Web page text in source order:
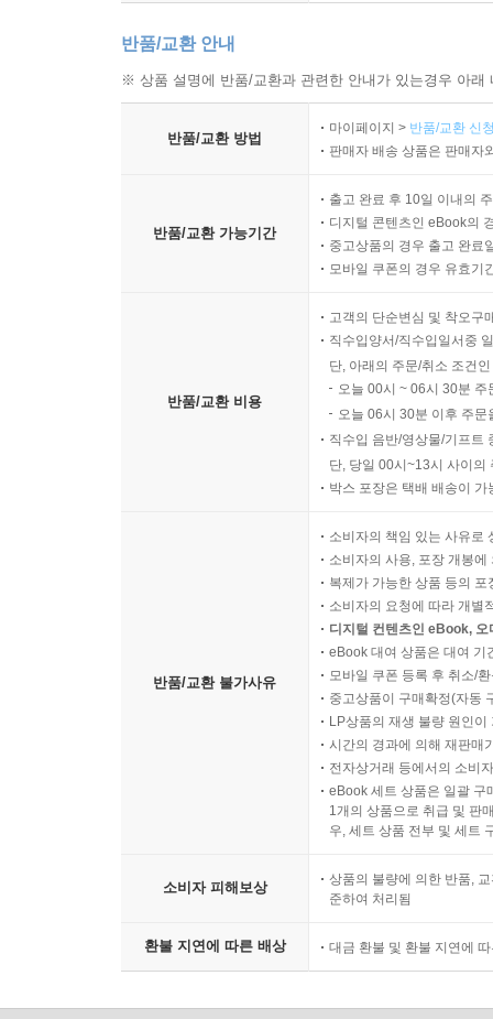
반품/교환 안내
※ 상품 설명에 반품/교환과 관련한 안내가 있는경우 아
반품/교환 방법
마이페이지 > 반품/교환 신
판매자 배송 상품은 판매자
반품/교환 가능기간
출고 완료 후 10일 이내의
디지털 콘텐츠인 eBook의
중고상품의 경우 출고 완료
모바일 쿠폰의 경우 유효기
반품/교환 비용
고객의 단순변심 및 착오구
직수입양서/직수입일서중
단, 아래의 주문/취소 조건
오늘 00시 ~ 06시 30분
오늘 06시 30분 이후 주
직수입 음반/영상물/기프트
단, 당일 00시~13시 사이의
박스 포장은 택배 배송이
반품/교환 불가사유
소비자의 책임 있는 사유로
소비자의 사용, 포장 개봉
복제가 가능한 상품 등의
소비자의 요청에 따라 개별
디지털 컨텐츠인 eBook,
eBook 대여 상품은 대여 기
모바일 쿠폰 등록 후 취소/
중고상품이 구매확정(자동
LP상품의 재생 불량 원인
시간의 경과에 의해 재판매
전자상거래 등에서의 소비
eBook 세트 상품은 일괄 구
1개의 상품으로 취급 및 판
우, 세트 상품 전부 및 세트
소비자 피해보상
상품의 불량에 의한 반품,
준하여 처리됨
환불 지연에 따른 배상 대금 환불 및 환불 지연에